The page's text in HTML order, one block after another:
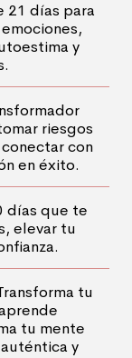
21 días para
y
riesgos
con
en éxito.
días que te
elevar tu
tu
tu mente
y